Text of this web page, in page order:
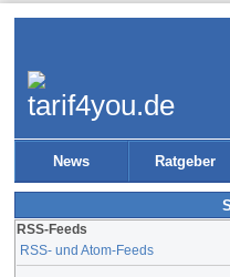
News Ratgeber
RSS-Feeds
RSS- und Atom-Feeds